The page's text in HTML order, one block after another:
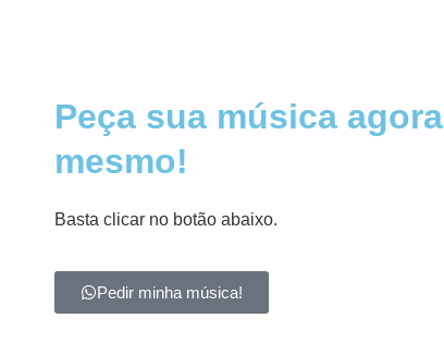
Peça sua música agora
mesmo!
Basta clicar no botão abaixo.
Pedir minha música!